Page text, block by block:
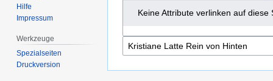
Keine Attribute verlinken auf diese
Hilfe
Impressum
Werkzeuge
Spezialseiten
Druckversion